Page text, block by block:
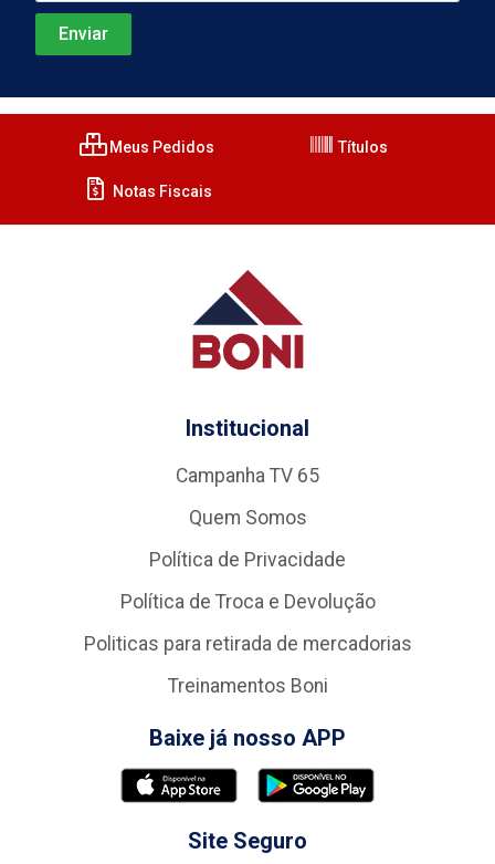
Meus Pedidos Títulos
Notas Fiscais
Institucional
Campanha TV 65
Quem Somos
Política de Privacidade
Política de Troca e Devolução
Politicas para retirada de mercadorias
Treinamentos Boni
Baixe já nosso APP
Site Seguro